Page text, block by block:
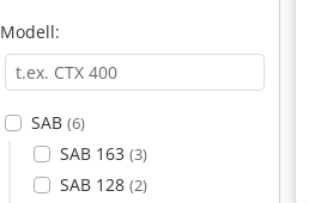
Modell:
SAB (6)
SAB 163 (3)
SAB 128 (2)